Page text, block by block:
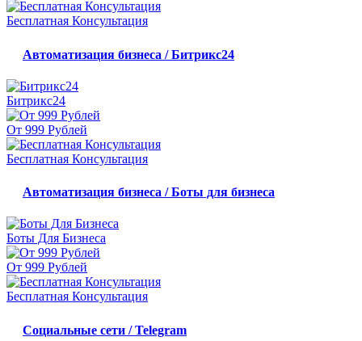
Бесплатная Консультация
Автоматизация бизнеса / Битрикс24
Битрикс24
От 999 Рублей
Бесплатная Консультация
Автоматизация бизнеса / Боты для бизнеса
Боты Для Бизнеса
От 999 Рублей
Бесплатная Консультация
Социальные сети / Telegram